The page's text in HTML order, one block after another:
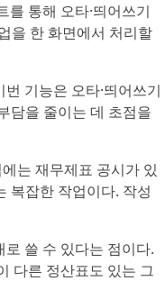
통해 오타·띄어쓰기
을 한 화면에서 처리할
기능은 오타·띄어쓰기
담을 줄이는 데 초점을
는 재무제표 공시가 있
복잡한 작업이다. 작성
쓸 수 있다는 점이다.
다른 정산표도 있는 그